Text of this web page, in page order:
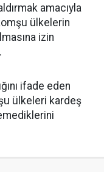
amacıyla
ülkelerin
izin
ifade eden
ülkeleri kardeş